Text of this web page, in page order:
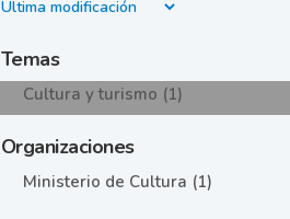
Temas
Cultura y turismo (1)
Organizaciones
Ministerio de Cultura (1)